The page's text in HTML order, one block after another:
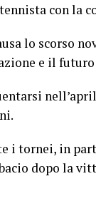
con la
lo scorso
e il futuro
i tornei, in
dopo la